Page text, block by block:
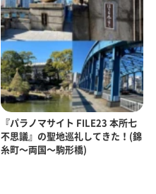
『パラノマサイト FILE23 本所七
不思議』の聖地巡礼してきた！(錦
糸町〜両国〜駒形橋)